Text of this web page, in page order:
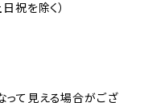
祝を除く）
て見える場合がござ